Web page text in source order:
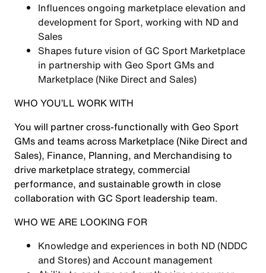
Influences ongoing marketplace elevation and
development for Sport, working with ND and
Sales
Shapes future vision of GC Sport Marketplace
in partnership with Geo Sport GMs and
Marketplace (Nike Direct and Sales)
WHO YOU’LL WORK WITH
You will partner cross-functionally with Geo Sport
GMs and teams across Marketplace (Nike Direct and
Sales), Finance, Planning, and Merchandising to
drive marketplace strategy, commercial
performance, and sustainable growth in close
collaboration with GC Sport leadership team.
WHO WE ARE LOOKING FOR
Knowledge and experiences in both ND (NDDC
and Stores) and Account management